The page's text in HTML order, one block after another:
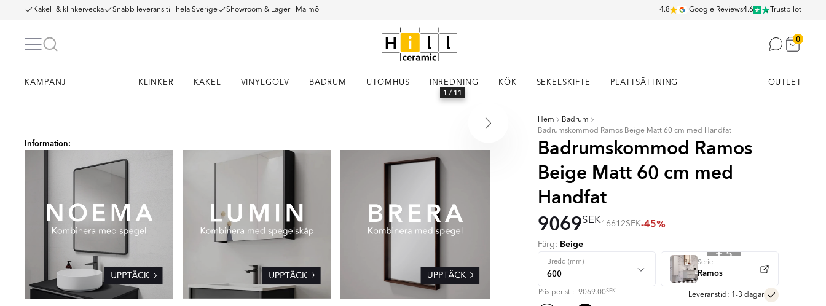
Kakel- & klinkervecka Snabb leverans till hela Sverige Showroom & Lager i Malmö 4.8 Google Reviews4.6 Trustpilot
0
KAMPANJ KLINKER KAKEL VINYLGOLV BADRUM UTOMHUS INREDNING KÖK SEKELSKIFTE PLATTSÄTTNING OUTLET
11
1 / 11
Hem
Badrum
Badrumskommod Ramos Beige Matt 60 cm med Handfat
Badrumskommod Ramos
Beige Matt 60 cm med
Handfat
9069SEK16612SEK-45%
Färg: Beige
+ 5
Bredd (mm) Serie
Ramos
Pris perst : 9069.00SEK
Leveranstid: 1-3 dagar
Information: